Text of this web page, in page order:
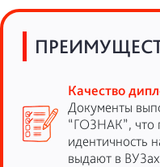
Качество
Документы
“ГОЗНАК”, что
идентичность
выдают в ВУЗах